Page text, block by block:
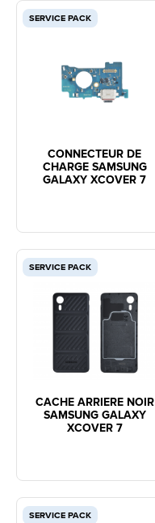
SERVICE PACK
CONNECTEUR DE
CHARGE SAMSUNG
GALAXY XCOVER 7
SERVICE PACK
CACHE ARRIERE NOIR
SAMSUNG GALAXY
XCOVER 7
SERVICE PACK